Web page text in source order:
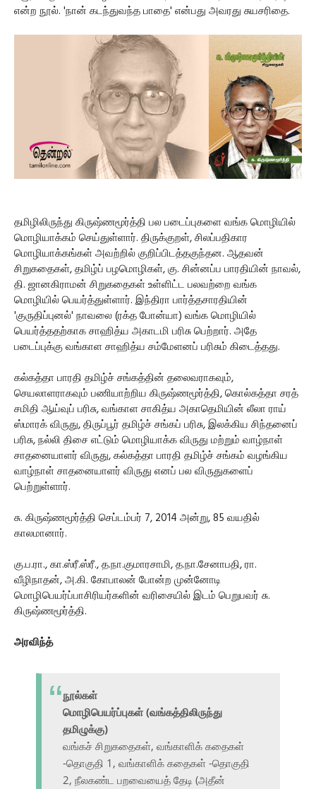
என்ற நூல். 'நான் கடந்துவந்த பாதை' என்பது அவரது சுயசரிதை.
தமிழிலிருந்து கிருஷ்ணமூர்த்தி பல படைப்புகளை வங்க மொழியில்
மொழியாக்கம் செய்துள்ளார். திருக்குறள், சிலப்பதிகார
மொழியாக்கங்கள் அவற்றில் குறிப்பிடத்தகுந்தன. ஆதவன்
சிறுகதைகள், தமிழ்ப் பழமொழிகள், கு. சின்னப்ப பாரதியின் நாவல்,
தி. ஜானகிராமன் சிறுகதைகள் உள்ளிட்ட பலவற்றை வங்க
மொழியில் பெயர்த்துள்ளார். இந்திரா பார்த்தசாரதியின்
'குருதிப்புனல்' நாவலை (ரக்த போன்யா) வங்க மொழியில்
பெயர்த்ததற்காக சாஹித்ய அகாடமி பரிசு பெற்றார். அதே
படைப்புக்கு வங்காள சாஹித்ய சம்மேளனப் பரிசும் கிடைத்தது.
கல்கத்தா பாரதி தமிழ்ச் சங்கத்தின் தலைவராகவும்,
செயலாளராகவும் பணியாற்றிய கிருஷ்ணமூர்த்தி, கொல்கத்தா சரத்
சமிதி ஆய்வுப் பரிசு, வங்காள சாகித்ய அகாதெமியின் லீலா ராய்
ஸ்மாரக் விருது, திருப்பூர் தமிழ்ச் சங்கப் பரிசு, இலக்கிய சிந்தனைப்
பரிசு, நல்லி திசை எட்டும் மொழியாக்க விருது மற்றும் வாழ்நாள்
சாதனையாளர் விருது, கல்கத்தா பாரதி தமிழ்ச் சங்கம் வழங்கிய
வாழ்நாள் சாதனையாளர் விருது எனப் பல விருதுகளைப்
பெற்றுள்ளார்.
சு. கிருஷ்ணமூர்த்தி செப்டம்பர் 7, 2014 அன்று, 85 வயதில்
காலமானார்.
கு.ப.ரா., கா.ஸ்ரீ.ஸ்ரீ., த.நா.குமாரசாமி, த.நா.சேனாபதி, ரா.
வீழிநாதன், அ.கி. கோபாலன் போன்ற முன்னோடி
மொழிபெயர்ப்பாசிரியர்களின் வரிசையில் இடம் பெறுபவர் சு.
கிருஷ்ணமூர்த்தி.
அரவிந்த்
நூல்கள்
மொழிபெயர்ப்புகள் (வங்கத்திலிருந்து
தமிழுக்கு)
வங்கச் சிறுகதைகள், வங்காளிக் கதைகள்
-தொகுதி 1, வங்காளிக் கதைகள் -தொகுதி
2, நீலகண்ட பறவையைத் தேடி (அதீன்